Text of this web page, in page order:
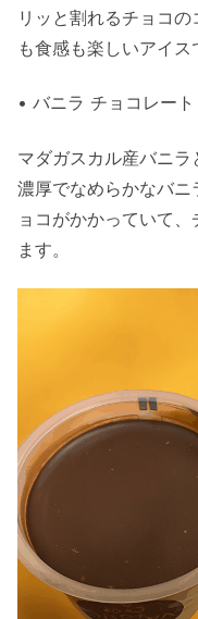
リッと割れるチョコの
も食感も楽しいアイス
• バニラ チョコレー
マダガスカル産バニラ
濃厚でなめらかなバニ
ョコがかかっていて、
ます。